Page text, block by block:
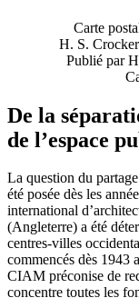
Carte
H. S.
Publié par
De la
de l’espace
La question du
été posée dès les
international
(Angleterre) a été
centres-villes
commencés dès 1943
CIAM préconise de
concentre toutes les